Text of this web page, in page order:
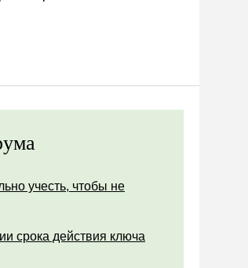
учесть, чтобы не
срока действия ключа